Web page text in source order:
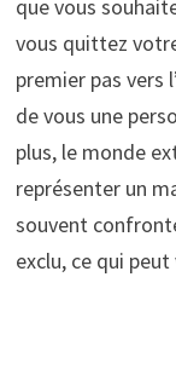
que vous
vous quittez
premier pas vers
de vous une
plus, le monde
représenter un
souvent
exclu, ce qui